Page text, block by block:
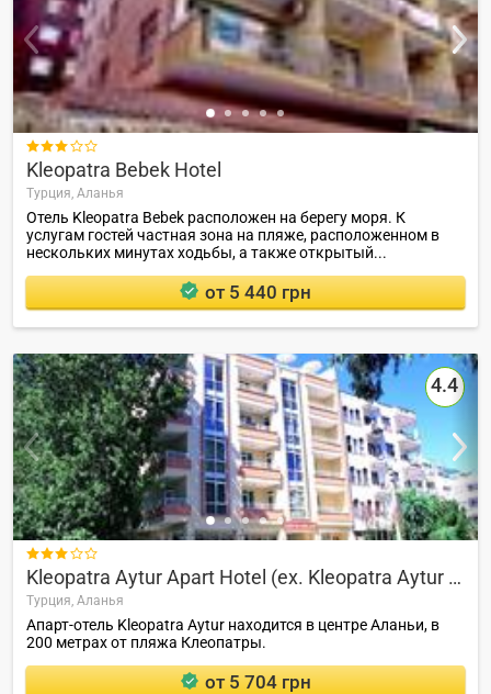

Kleopatra Bebek Hotel
Турция, Аланья
Отель Kleopatra Bebek расположен на берегу моря. К
услугам гостей частная зона на пляже, расположенном в
нескольких минутах ходьбы, а также открытый...
от 5 440 грн
4.4

Kleopatra Aytur Apart Hotel (ex. Kleopatra Aytur Suit)
Турция, Аланья
Апарт-отель Kleopatra Aytur находится в центре Аланьи, в
200 метрах от пляжа Клеопатры.
от 5 704 грн